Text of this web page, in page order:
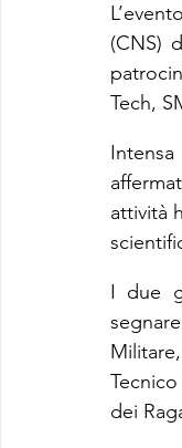
(CNS)
Tech,
attività
I due
dei